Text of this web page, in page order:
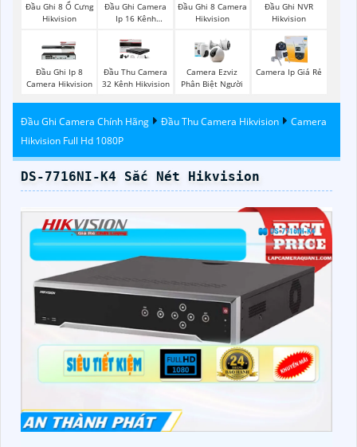
Đầu Ghi 8 Ổ Cưng
Hikvision
Đầu Ghi Camera
Ip 16 Kênh
Đầu Ghi 8 Camera
Hikvision
Đầu Ghi NVR
Hikvision
Đầu Ghi Ip 8
Camera Hikvision
Đầu Thu Camera
32 Kênh Hikvision
Camera Ezviz
Phân Biệt Người
Camera Ip Giá Rẻ
Đầu Ghi Camera Chính Hãng Đầu Thu Camera Hikvision
Camera
Hikvision Full Hd 1080P
DS-7716NI-K4 Sắc Nét Hikvision